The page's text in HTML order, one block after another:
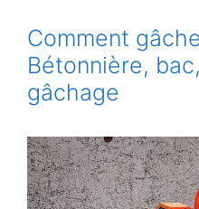
Comment
Bétonnière,
gâchage